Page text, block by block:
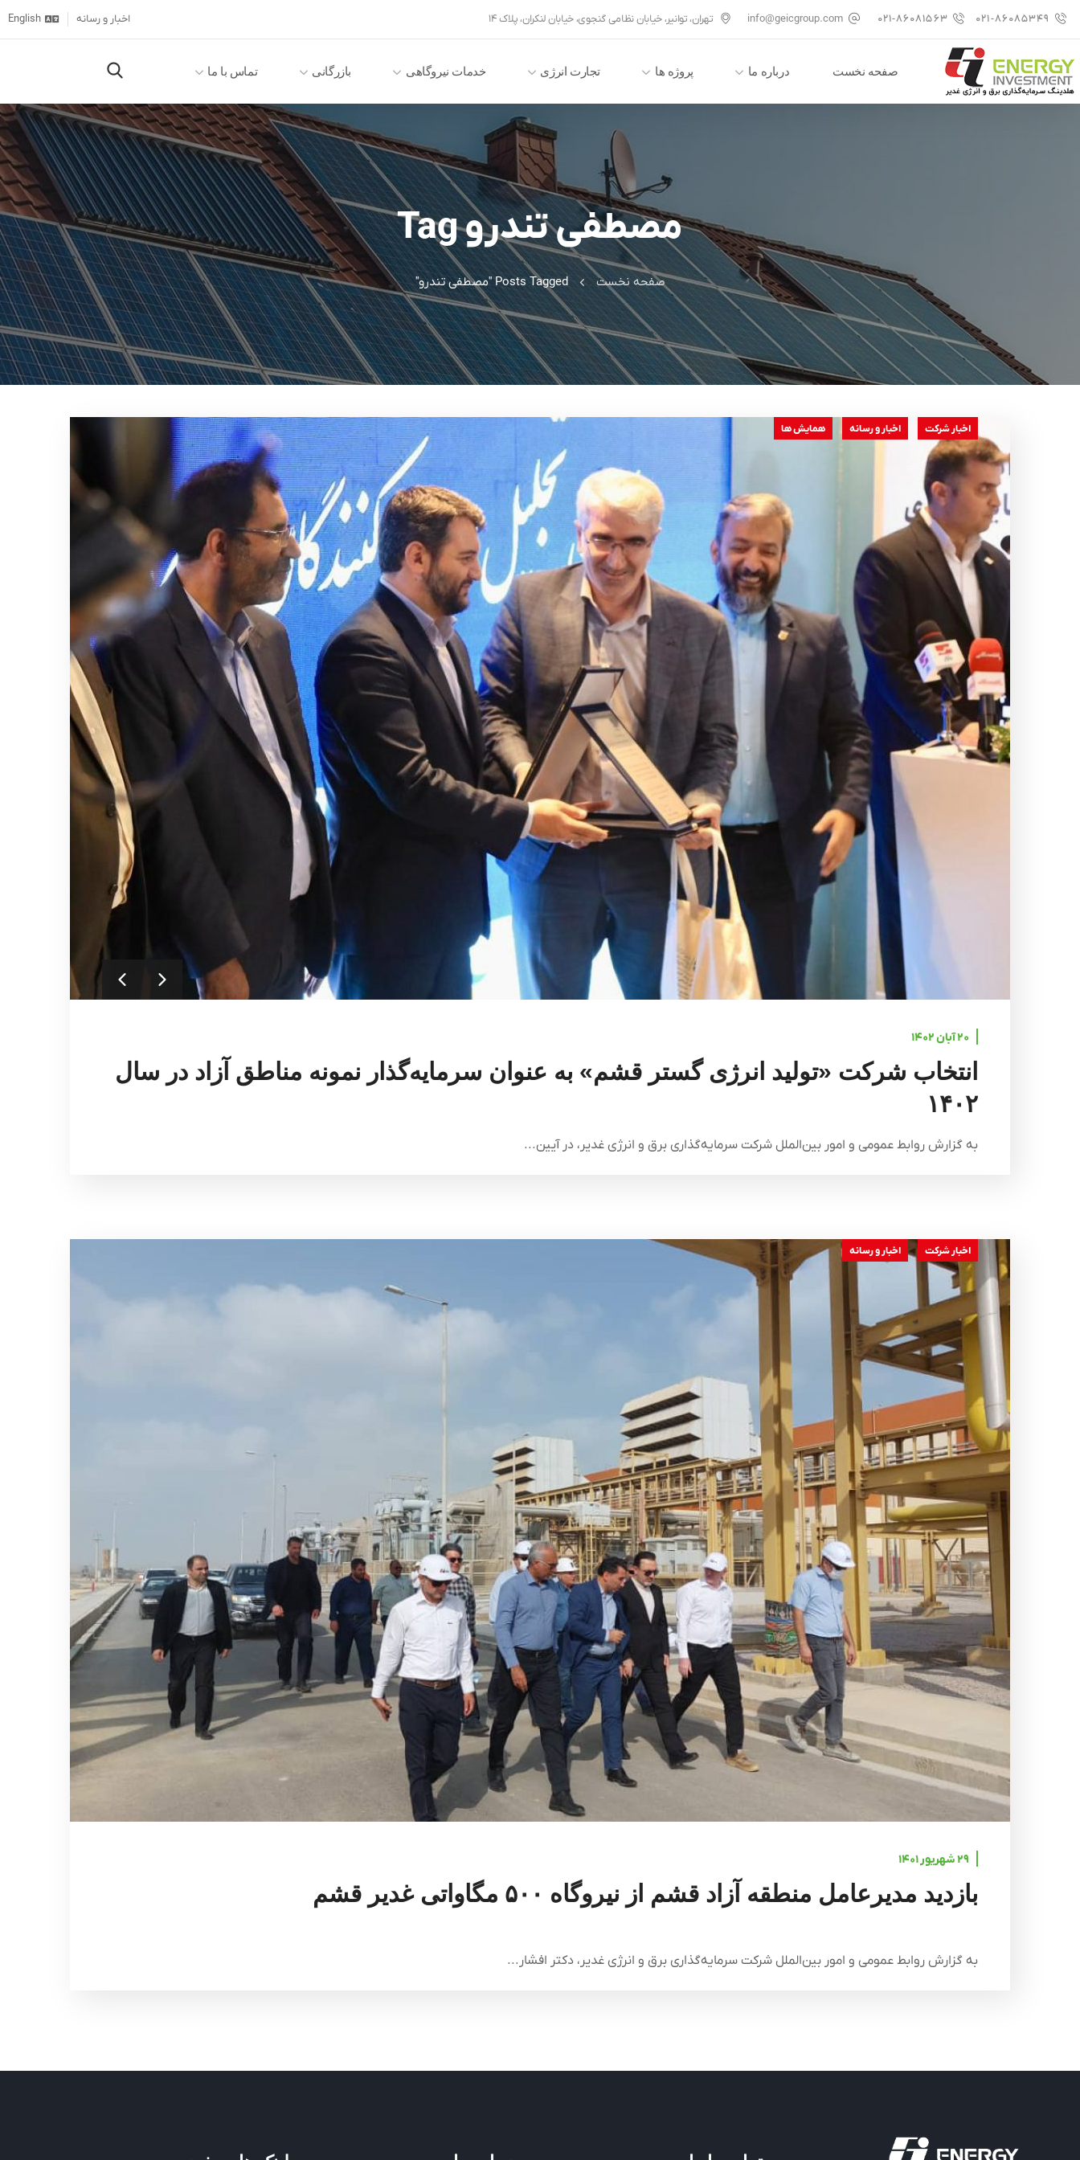
۰۲۱-۸۶۰۸۵۳۴۹ ۰۲۱-۸۶۰۸۱۵۶۳ info@geicgroup.com تهران، توانیر، خیابان نظامی گنجوی، خیابان لنکران، پلاک ۱۴ اخبار و رسانه English
صفحه نخست درباره ما پروژه ها تجارت انرژی خدمات نیروگاهی بازرگانی تماس با ما
مصطفی تندرو Tag
صفحه نخست Posts Tagged "مصطفی تندرو"
اخبار شرکت اخبار و رسانه همایش ها
۲۰ آبان ۱۴۰۲
انتخاب شرکت «تولید انرژی گستر قشم» به عنوان سرمایه‌گذار نمونه مناطق آزاد در سال
۱۴۰۲
به گزارش روابط عمومی و امور بین‌الملل شرکت سرمایه‌گذاری برق و انرژی غدیر، در آیین...
اخبار شرکت اخبار و رسانه
۲۹ شهریور ۱۴۰۱
بازدید مدیرعامل منطقه آزاد قشم از نیروگاه ۵۰۰ مگاواتی غدیر قشم
به گزارش روابط عمومی و امور بین‌الملل شرکت سرمایه‌گذاری برق و انرژی غدیر، دکتر افشار...